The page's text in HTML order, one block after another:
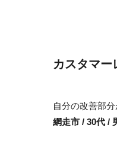
「販売なくし
『物を売る』
私自身、これ
たな、と心か
到底あり得ま
カスタマー
自分の改善部
網走市 / 30代 /